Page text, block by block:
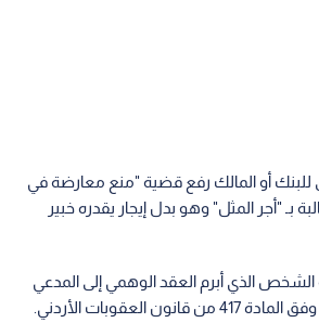
للبنك أو المالك رفع قضية "منع معارضة في
بـ "أجر المثل" وهو بدل إيجار يقدره خبير
الشخص الذي أبرم العقد الوهمي إلى المدعي
العقوبات الأردني.